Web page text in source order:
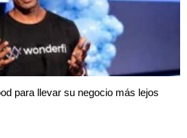
para llevar su negocio más lejos